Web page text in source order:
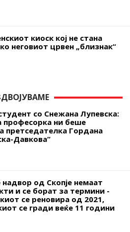
киоск кој не стана
неговиот црвен „близнак“
со Снежана Лупевска:
професорка ни беше
претседателка Гордана
Давкова“
од Скопје немаат
и се борат за термини -
се реновира од 2021,
се гради веќе 11 години